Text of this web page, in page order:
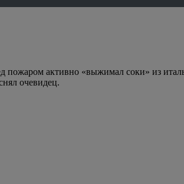
пожаром активно «выжимал соки» из
очевидец.